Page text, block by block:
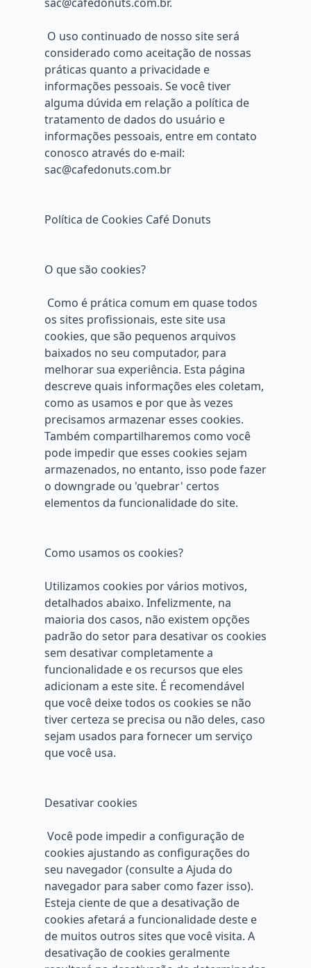
O uso continuado de nosso site será
considerado como aceitação de nossas
práticas quanto a privacidade e
informações pessoais. Se você tiver
alguma dúvida em relação a política de
tratamento de dados do usuário e
informações pessoais, entre em contato
conosco através do e-mail:
sac@cafedonuts.com.br
Política de Cookies Café Donuts
O que são cookies?
Como é prática comum em quase todos
os sites profissionais, este site usa
cookies, que são pequenos arquivos
baixados no seu computador, para
melhorar sua experiência. Esta página
descreve quais informações eles coletam,
como as usamos e por que às vezes
precisamos armazenar esses cookies.
Também compartilharemos como você
pode impedir que esses cookies sejam
armazenados, no entanto, isso pode fazer
o downgrade ou 'quebrar' certos
elementos da funcionalidade do site.
Como usamos os cookies?
Utilizamos cookies por vários motivos,
detalhados abaixo. Infelizmente, na
maioria dos casos, não existem opções
padrão do setor para desativar os cookies
sem desativar completamente a
funcionalidade e os recursos que eles
adicionam a este site. É recomendável
que você deixe todos os cookies se não
tiver certeza se precisa ou não deles, caso
sejam usados ​​para fornecer um serviço
que você usa.
Desativar cookies
Você pode impedir a configuração de
cookies ajustando as configurações do
seu navegador (consulte a Ajuda do
navegador para saber como fazer isso).
Esteja ciente de que a desativação de
cookies afetará a funcionalidade deste e
de muitos outros sites que você visita. A
desativação de cookies geralmente